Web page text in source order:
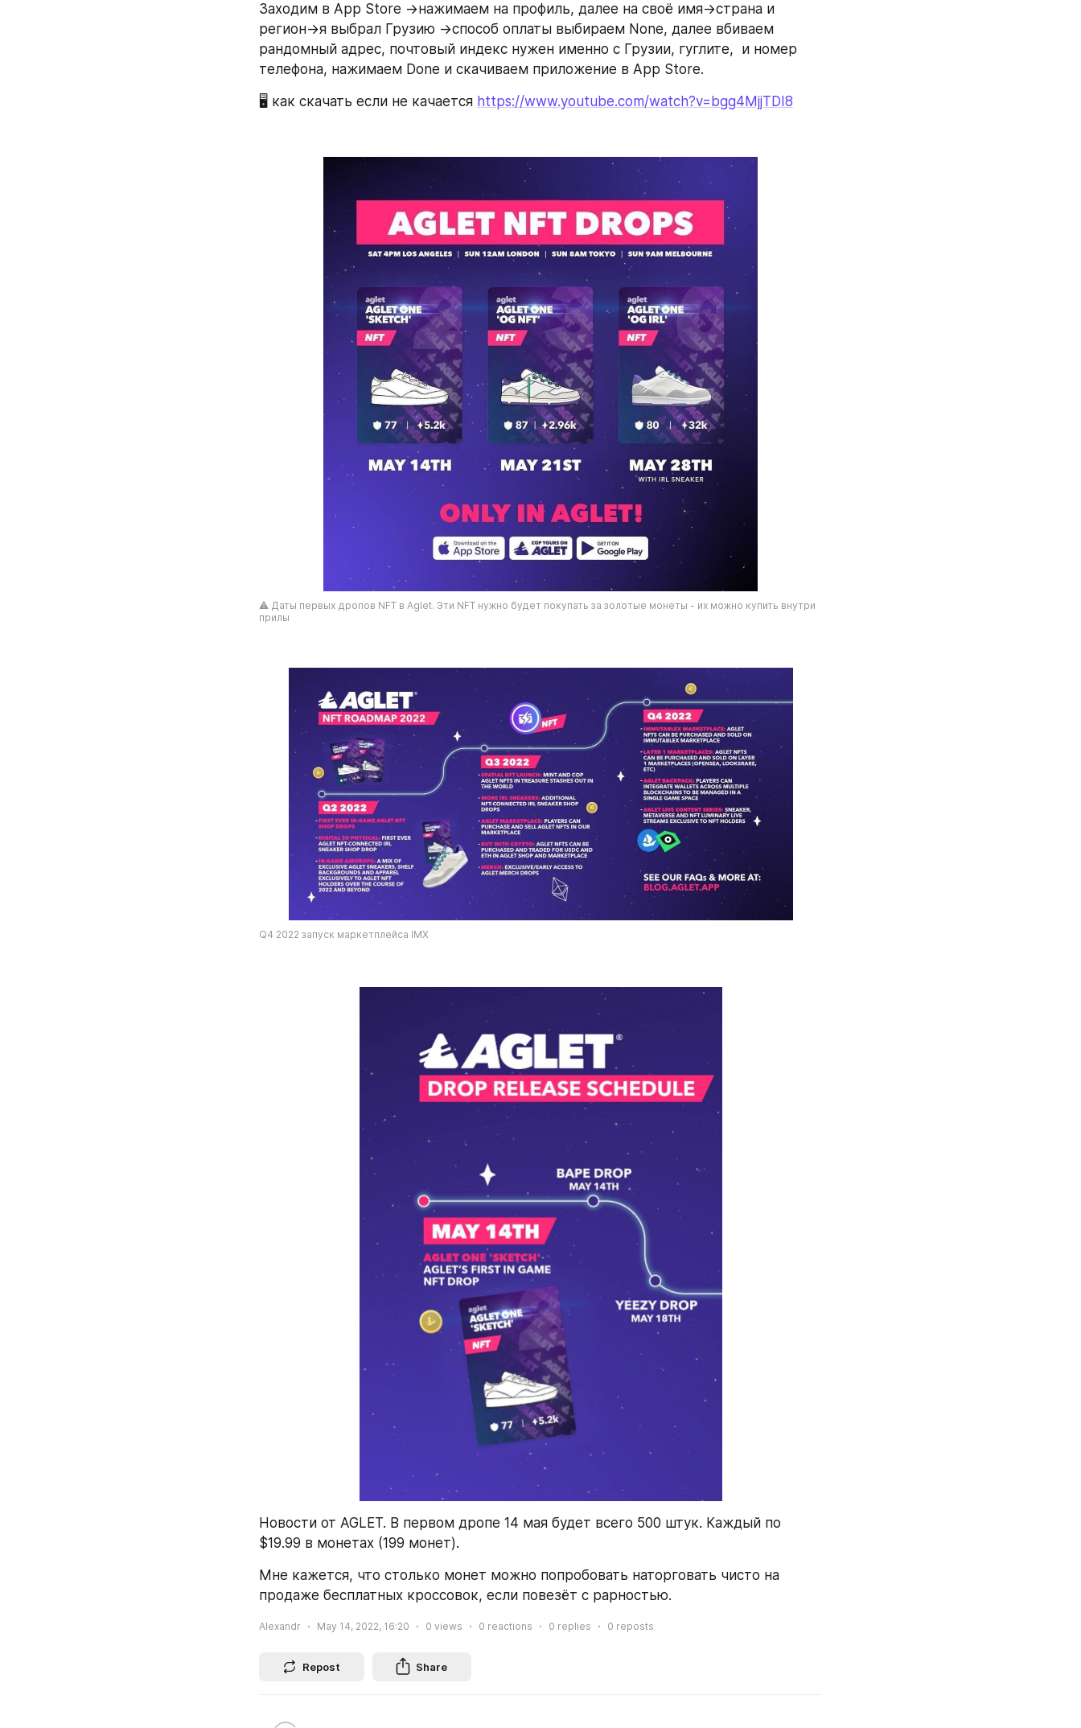
Заходим в App Store ->нажимаем на профиль, далее на своё имя->страна и
регион->я выбрал Грузию ->способ оплаты выбираем None, далее вбиваем
рандомный адрес, почтовый индекс нужен именно с Грузии, гуглите,  и номер
телефона, нажимаем Done и скачиваем приложение в App Store.
🖥 как скачать если не качается https://www.youtube.com/watch?v=bgg4MjjTDI8
⚠️ Даты первых дропов NFT в Aglet. Эти NFT нужно будет покупать за золотые монеты - их можно купить внутри
прилы
Q4 2022 запуск маркетплейса IMX
Новости от AGLET. В первом дропе 14 мая будет всего 500 штук. Каждый по
$19.99 в монетах (199 монет).
Мне кажется, что столько монет можно попробовать наторговать чисто на
продаже бесплатных кроссовок, если повезёт с рарностью.
Alexandr May 14, 2022, 16:20 0 views 0 reactions 0 replies 0 reposts
Repost Share